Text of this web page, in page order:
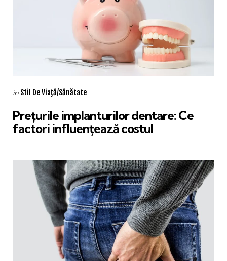
Categories
Posted
in Stil De Viaţă/Sănătate
Prețurile implanturilor dentare: Ce
factori influențează costul